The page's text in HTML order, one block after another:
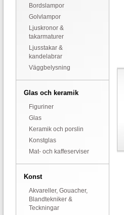
Bordslampor
Golvlampor
Ljuskronor &
takarmaturer
Ljusstakar &
kandelabrar
Väggbelysning
Glas och keramik
Figuriner
Glas
Keramik och porslin
Konstglas
Mat- och kaffeserviser
Konst
Akvareller, Gouacher,
Blandtekniker &
Teckningar